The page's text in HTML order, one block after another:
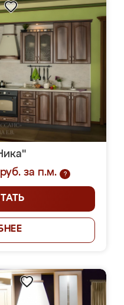
за п.м.
?